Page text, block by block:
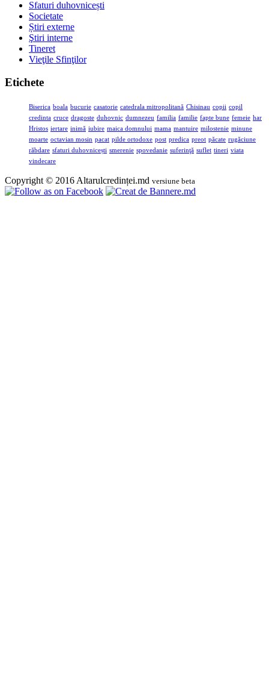
Sfaturi duhovnicești
Societate
Știri externe
Ştiri interne
Tineret
Vieţile Sfinţilor
Etichete
Biserica boala bucurie casatorie catedrala mitropolitană Chisinau copii copil
credinta cruce dragoste duhovnic dumnezeu familia familie fapte bune femeie har
Hristos iertare inimă iubire maica domnului mama mantuire milostenie minune
moarte octavian mosin pacat pilde ortodoxe post predica preot păcate rugăciune
răbdare sfaturi duhovnicești smerenie spovedanie suferinţă suflet tineri viata
vindecare
Copyright © 2016 Altarulcredinței.md versiune beta